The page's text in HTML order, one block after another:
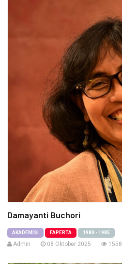
Damayanti Buchori
AKADEMISI FAPERTA 1980 - 1985
Admin 08 Oktober 2025 1558